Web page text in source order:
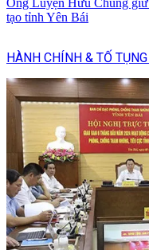
tạo tỉnh Yên Bái
HÀNH CHÍNH & TỐ